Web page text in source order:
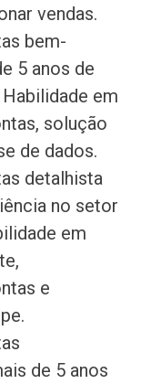
vendas.
bem-
5 anos de
em
solução
de dados.
detalhista
no setor
em
e
de 5 anos